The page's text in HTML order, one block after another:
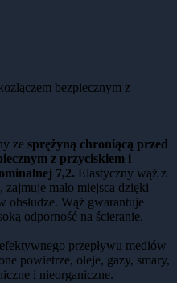
bezpiecznym z
ze sprężyną chroniącą przed
z przyciskiem i
7,2. Elastyczny wąż z
mało miejsca dzięki
obsłudze. Wąż gwarantuje
odporność na ścieranie.
przepływu mediów
powietrze, oleje, gazy, smary,
i nieorganiczne.